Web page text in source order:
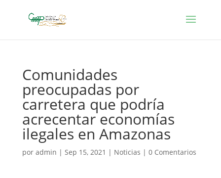
Comunidades
preocupadas por
carretera que podría
acrecentar economías
ilegales en Amazonas
por admin | Sep 15, 2021 | Noticias | 0 Comentarios